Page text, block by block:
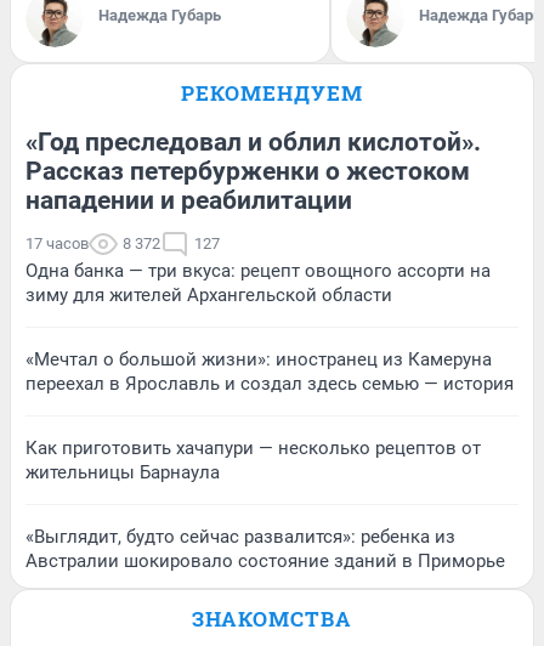
Надежда Губарь Надежда Губарь
РЕКОМЕНДУЕМ
«Год преследовал и облил кислотой».
Рассказ петербурженки о жестоком
нападении и реабилитации
17 часов 8 372 127
Одна банка — три вкуса: рецепт овощного ассорти на
зиму для жителей Архангельской области
«Мечтал о большой жизни»: иностранец из Камеруна
переехал в Ярославль и создал здесь семью — история
Как приготовить хачапури — несколько рецептов от
жительницы Барнаула
«Выглядит, будто сейчас развалится»: ребенка из
Австралии шокировало состояние зданий в Приморье
ЗНАКОМСТВА